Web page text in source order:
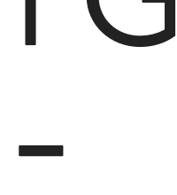
-